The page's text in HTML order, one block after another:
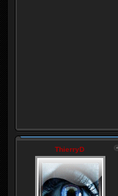
ThierryD